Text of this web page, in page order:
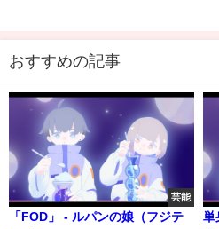
おすすめの記事
芸能
「FOD」 - ルパンの娘（フジテ
単